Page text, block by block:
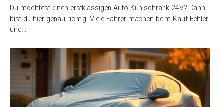
Du möchtest einen erstklassigen Auto Kühlschrank 24V? Dann
bist du hier genau richtig! Viele Fahrer machen beim Kauf Fehler
und…